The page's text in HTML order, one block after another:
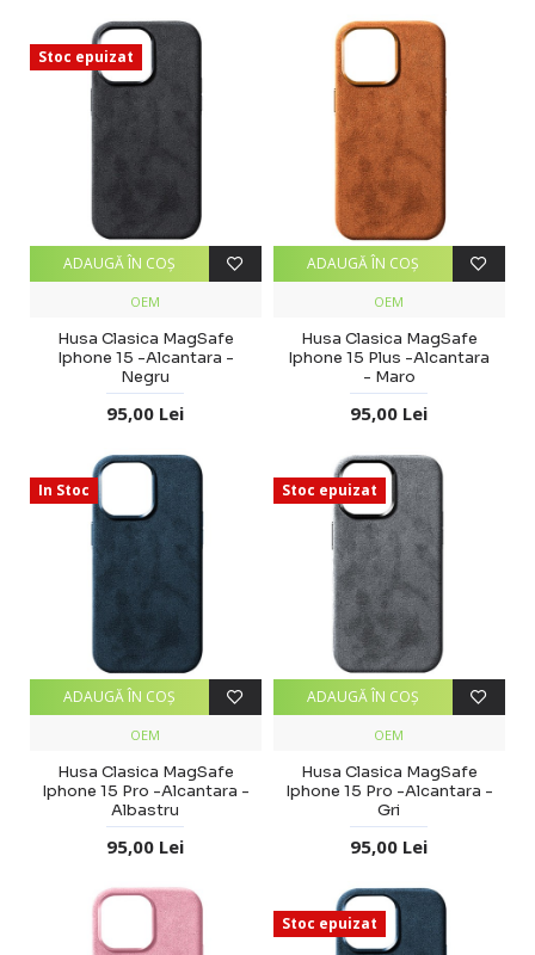
Stoc epuizat
OEM
Husa Clasica MagSafe
Iphone 15 -Alcantara -
Negru
95,00 Lei
ADAUGĂ ÎN COŞ
OEM
Husa Clasica MagSafe
Iphone 15 Plus -Alcantara
- Maro
95,00 Lei
ADAUGĂ ÎN COŞ
In Stoc
OEM
Husa Clasica MagSafe
Iphone 15 Pro -Alcantara -
Albastru
95,00 Lei
ADAUGĂ ÎN COŞ
Stoc epuizat
OEM
Husa Clasica MagSafe
Iphone 15 Pro -Alcantara -
Gri
95,00 Lei
ADAUGĂ ÎN COŞ
Stoc epuizat